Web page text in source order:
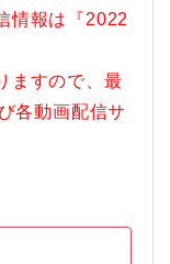
情報は『2022
ますので、最
各動画配信サ